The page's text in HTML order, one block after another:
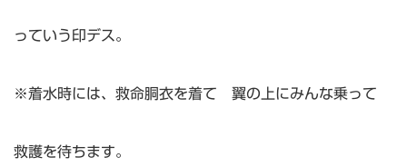
っていう印デス。
※着水時には、救命胴衣を着て 翼の上にみんな乗って
救護を待ちます。